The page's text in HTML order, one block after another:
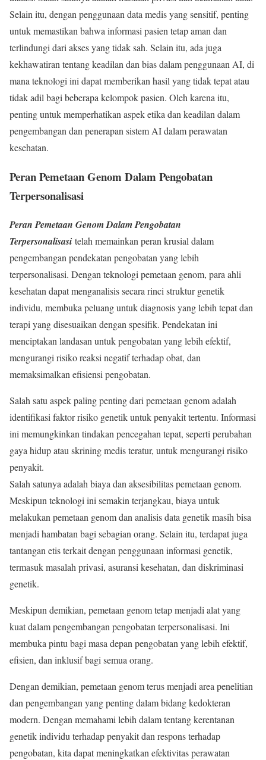
Selain itu, dengan penggunaan data medis yang sensitif, penting
untuk memastikan bahwa informasi pasien tetap aman dan
terlindungi dari akses yang tidak sah. Selain itu, ada juga
kekhawatiran tentang keadilan dan bias dalam penggunaan AI, di
mana teknologi ini dapat memberikan hasil yang tidak tepat atau
tidak adil bagi beberapa kelompok pasien. Oleh karena itu,
penting untuk memperhatikan aspek etika dan keadilan dalam
pengembangan dan penerapan sistem AI dalam perawatan
kesehatan.
Peran Pemetaan Genom Dalam Pengobatan
Terpersonalisasi
Peran Pemetaan Genom Dalam Pengobatan
Terpersonalisasi telah memainkan peran krusial dalam
pengembangan pendekatan pengobatan yang lebih
terpersonalisasi. Dengan teknologi pemetaan genom, para ahli
kesehatan dapat menganalisis secara rinci struktur genetik
individu, membuka peluang untuk diagnosis yang lebih tepat dan
terapi yang disesuaikan dengan spesifik. Pendekatan ini
menciptakan landasan untuk pengobatan yang lebih efektif,
mengurangi risiko reaksi negatif terhadap obat, dan
memaksimalkan efisiensi pengobatan.
Salah satu aspek paling penting dari pemetaan genom adalah
identifikasi faktor risiko genetik untuk penyakit tertentu. Informasi
ini memungkinkan tindakan pencegahan tepat, seperti perubahan
gaya hidup atau skrining medis teratur, untuk mengurangi risiko
penyakit.
Salah satunya adalah biaya dan aksesibilitas pemetaan genom.
Meskipun teknologi ini semakin terjangkau, biaya untuk
melakukan pemetaan genom dan analisis data genetik masih bisa
menjadi hambatan bagi sebagian orang. Selain itu, terdapat juga
tantangan etis terkait dengan penggunaan informasi genetik,
termasuk masalah privasi, asuransi kesehatan, dan diskriminasi
genetik.
Meskipun demikian, pemetaan genom tetap menjadi alat yang
kuat dalam pengembangan pengobatan terpersonalisasi. Ini
membuka pintu bagi masa depan pengobatan yang lebih efektif,
efisien, dan inklusif bagi semua orang.
Dengan demikian, pemetaan genom terus menjadi area penelitian
dan pengembangan yang penting dalam bidang kedokteran
modern. Dengan memahami lebih dalam tentang kerentanan
genetik individu terhadap penyakit dan respons terhadap
pengobatan, kita dapat meningkatkan efektivitas perawatan